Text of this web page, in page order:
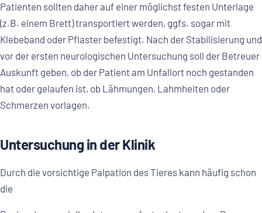
Patienten sollten daher auf einer möglichst festen Unterlage
(z.B. einem Brett) transportiert werden, ggfs. sogar mit
Klebeband oder Pflaster befestigt. Nach der Stabilisierung und
vor der ersten neurologischen Untersuchung soll der Betreuer
Auskunft geben, ob der Patient am Unfallort noch gestanden
hat oder gelaufen ist, ob Lähmungen, Lahmheiten oder
Schmerzen vorlagen.
Untersuchung in der Klinik
Durch die vorsichtige Palpation des Tieres kann häufig schon
die